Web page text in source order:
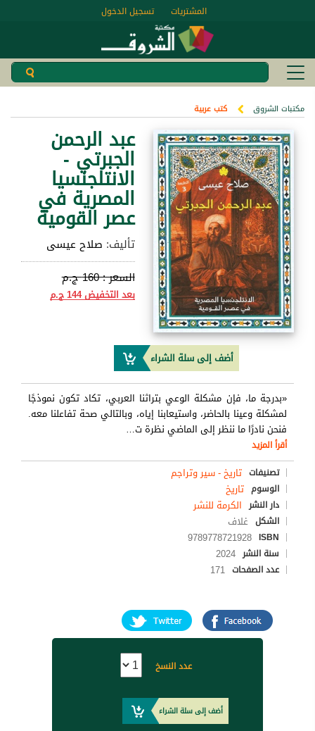
تسجيل الدخول المشتريات
مكتبات الشروق كتب عربية
عبد الرحمن
الجبرتي -
الانتلجنسيا
المصرية في
عصر القومية
تأليف: صلاح عيسى
السعر :160 ج.م
بعد التخفيض144 ج.م
أضف إلى سلة الشراء
«بدرجة ما، فإن مشكلة الوعي بتراثنا العربي، تكاد تكون نموذجًا
لمشكلة وعينا بالحاضر، واستيعابنا إياه، وبالتالي صحة تفاعلنا معه.
فنحن نادرًا ما ننظر إلى الماضي نظرة ت…
أقرأ المزيد
تصنيفات تاريخ - سير وتراجم
الوسوم تاريخ
دار النشر الكرمة للنشر
الشكل غلاف
ISBN
9789778721928
سنة النشر 2024
عدد الصفحات 171
عدد النسخ
أضف إلى سلة الشراء